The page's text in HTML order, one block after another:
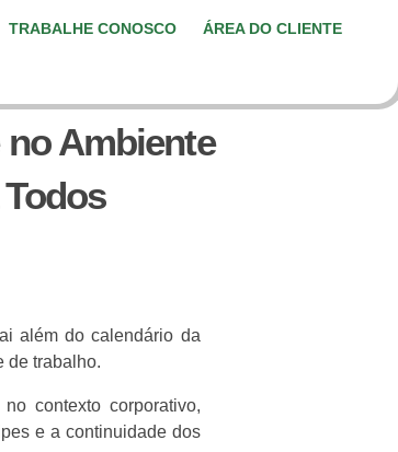
TRABALHE CONOSCO ÁREA DO CLIENTE
Ambiente
além do calendário da
de trabalho.
contexto corporativo,
e a continuidade dos